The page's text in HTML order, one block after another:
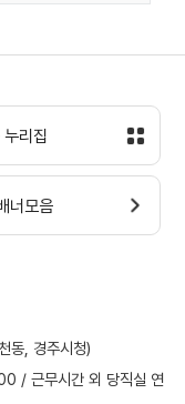
누리집
너모음
동, 경주시청)
근무시간 외 당직실 연